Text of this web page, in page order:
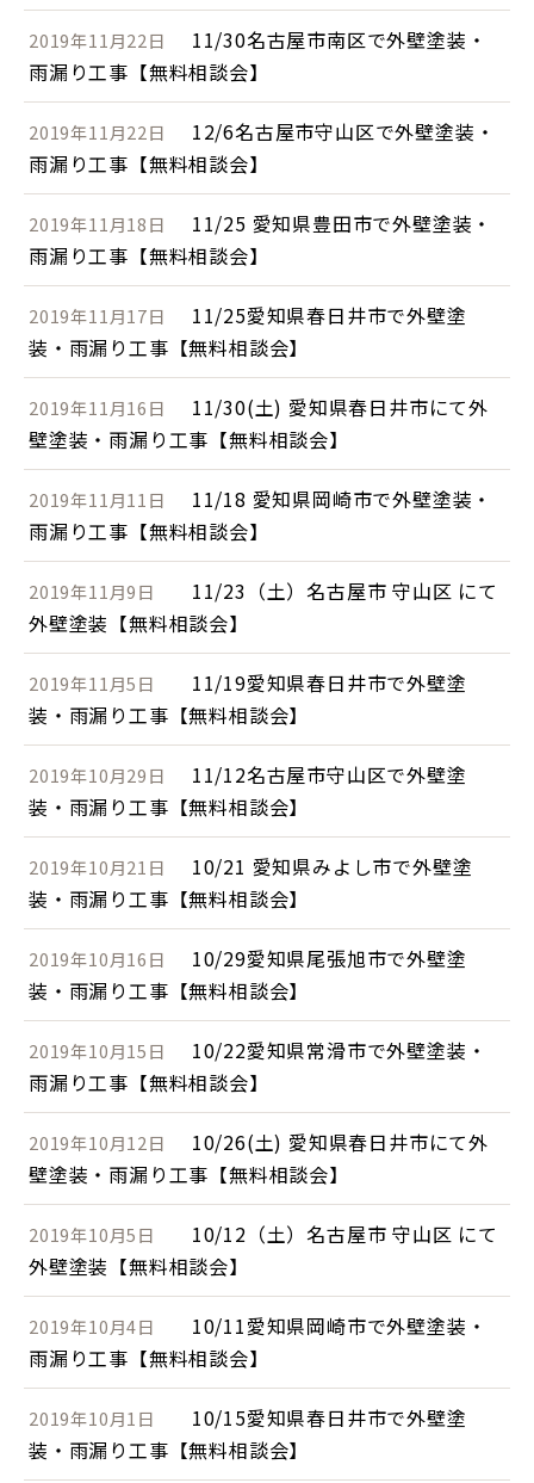
2019年11月22日
11/30名古屋市南区で外壁塗装・
雨漏り工事【無料相談会】
2019年11月22日
12/6名古屋市守山区で外壁塗装・
雨漏り工事【無料相談会】
2019年11月18日
11/25 愛知県豊田市で外壁塗装・
雨漏り工事【無料相談会】
2019年11月17日
11/25愛知県春日井市で外壁塗
装・雨漏り工事【無料相談会】
2019年11月16日
11/30(土) 愛知県春日井市にて外
壁塗装・雨漏り工事【無料相談会】
2019年11月11日
11/18 愛知県岡崎市で外壁塗装・
雨漏り工事【無料相談会】
2019年11月9日
11/23（土）名古屋市 守山区 にて
外壁塗装【無料相談会】
2019年11月5日
11/19愛知県春日井市で外壁塗
装・雨漏り工事【無料相談会】
2019年10月29日
11/12名古屋市守山区で外壁塗
装・雨漏り工事【無料相談会】
2019年10月21日
10/21 愛知県みよし市で外壁塗
装・雨漏り工事【無料相談会】
2019年10月16日
10/29愛知県尾張旭市で外壁塗
装・雨漏り工事【無料相談会】
2019年10月15日
10/22愛知県常滑市で外壁塗装・
雨漏り工事【無料相談会】
2019年10月12日
10/26(土) 愛知県春日井市にて外
壁塗装・雨漏り工事【無料相談会】
2019年10月5日
10/12（土）名古屋市 守山区 にて
外壁塗装【無料相談会】
2019年10月4日
10/11愛知県岡崎市で外壁塗装・
雨漏り工事【無料相談会】
2019年10月1日
10/15愛知県春日井市で外壁塗
装・雨漏り工事【無料相談会】